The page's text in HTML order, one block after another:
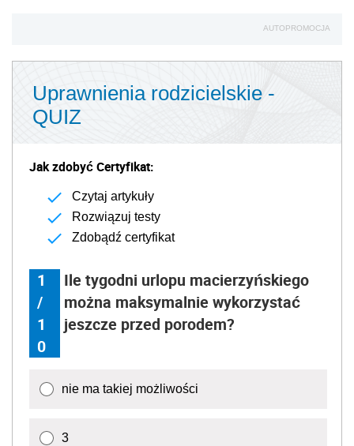
AUTOPROMOCJA
Uprawnienia rodzicielskie -
QUIZ
Jak zdobyć Certyfikat:
Czytaj artykuły
Rozwiązuj testy
Zdobądź certyfikat
1
/
1
0
Ile tygodni urlopu macierzyńskiego
można maksymalnie wykorzystać
jeszcze przed porodem?
nie ma takiej możliwości
3